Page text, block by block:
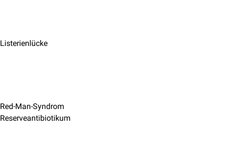
Listerienlücke
Red-Man-Syndrom
Reserveantibiotikum